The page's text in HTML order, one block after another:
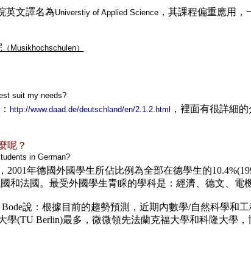
英文譯名為Universtiy of Applied Science，其課程偏重應用，
（ Musikhochschulen）
suit my needs?
http://www.daad.de/deutschland/en/2.1.2.html ，裡面有很詳細的
呢？
in German?
年德國外國學生所佔比例為全部在德學生的
和法國。最受外國學生青睬的學科是：經濟、德文、電
說：根據目前的趨勢預測，近期內數學/自然科學和
學(TU Berlin)最多，微微領先法蘭克福大學和科隆大學